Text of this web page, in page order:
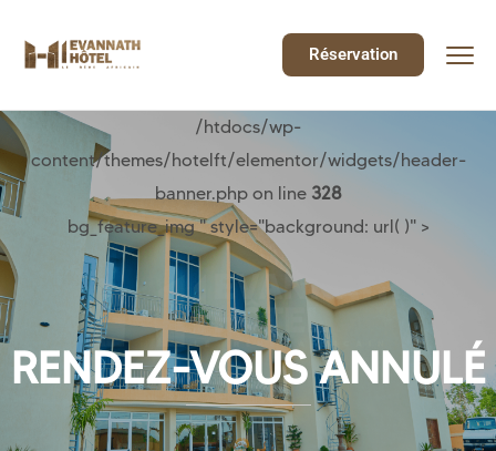
Réservation
/htdocs/wp-
content/themes/hotelft/elementor/widgets/header-
banner.php on line 328
bg_feature_img " style="background: url( )" >
RENDEZ-VOUS ANNULÉ